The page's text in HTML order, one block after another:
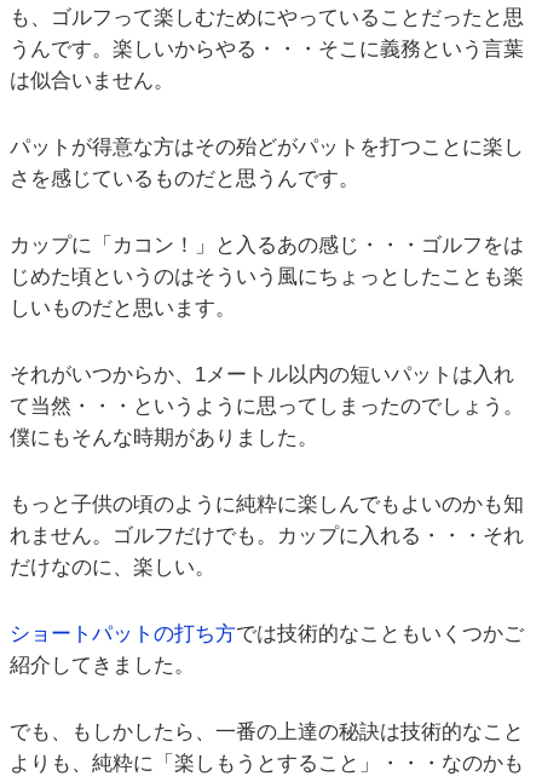
も、ゴルフって楽しむためにやっていることだったと思
うんです。楽しいからやる・・・そこに義務という言葉
は似合いません。
パットが得意な方はその殆どがパットを打つことに楽し
さを感じているものだと思うんです。
カップに「カコン！」と入るあの感じ・・・ゴルフをは
じめた頃というのはそういう風にちょっとしたことも楽
しいものだと思います。
それがいつからか、1メートル以内の短いパットは入れ
て当然・・・というように思ってしまったのでしょう。
僕にもそんな時期がありました。
もっと子供の頃のように純粋に楽しんでもよいのかも知
れません。ゴルフだけでも。カップに入れる・・・それ
だけなのに、楽しい。
ショートパットの打ち方では技術的なこともいくつかご
紹介してきました。
でも、もしかしたら、一番の上達の秘訣は技術的なこと
よりも、純粋に「楽しもうとすること」・・・なのかも